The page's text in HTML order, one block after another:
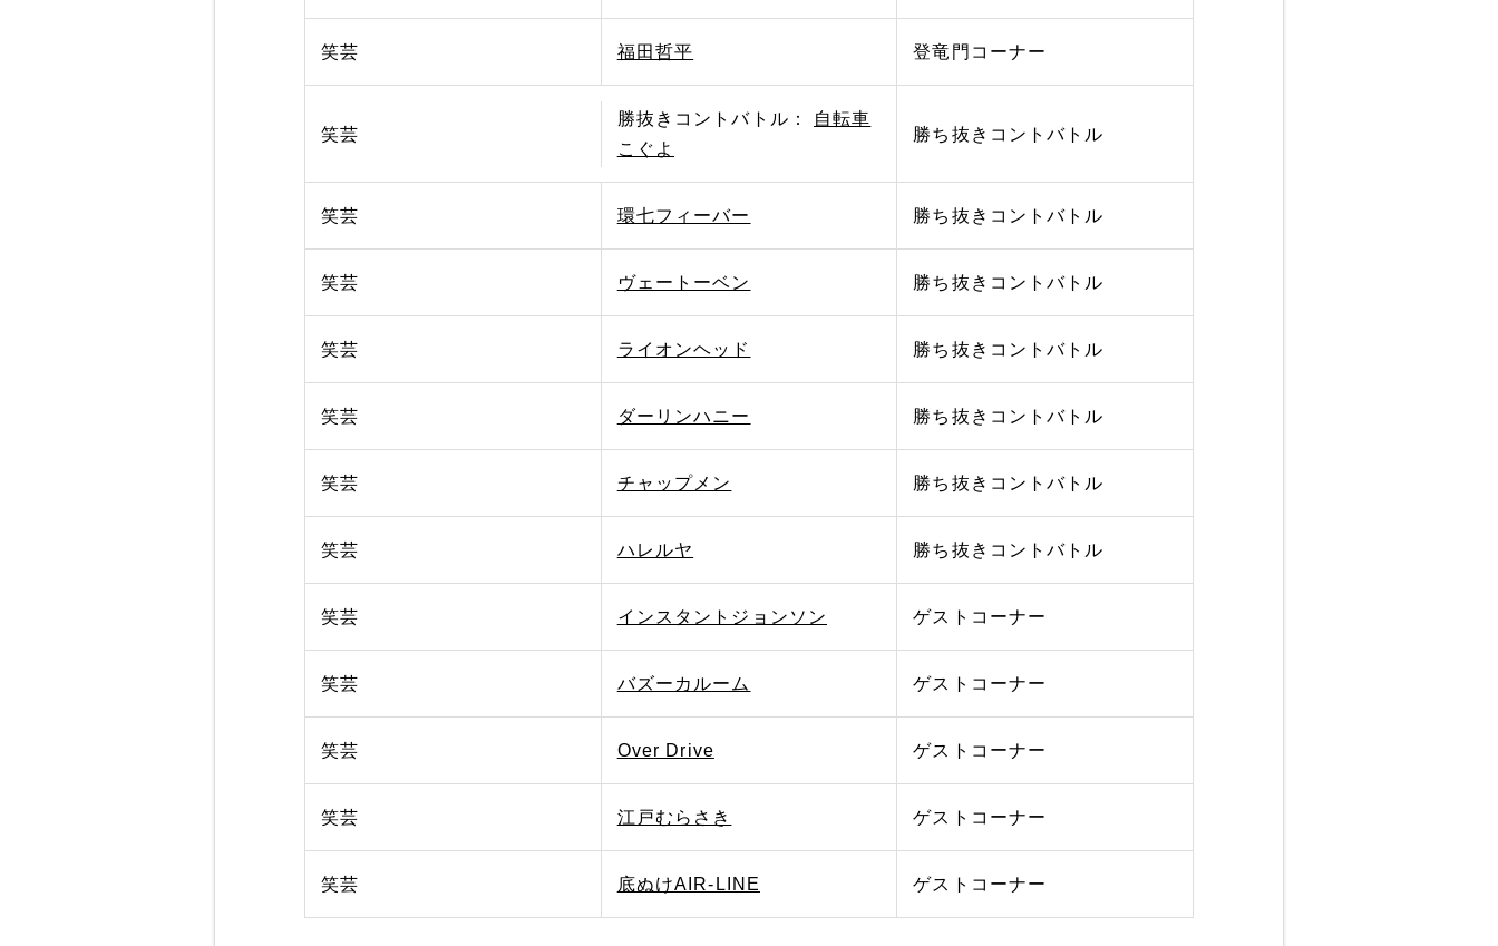
笑芸 福田哲平 登竜門コーナー
笑芸
勝抜きコントバトル：
自転車
こぐよ
勝ち抜きコントバトル
笑芸 環七フィーバー 勝ち抜きコントバトル
笑芸 ヴェートーベン 勝ち抜きコントバトル
笑芸 ライオンヘッド 勝ち抜きコントバトル
笑芸 ダーリンハニー 勝ち抜きコントバトル
笑芸 チャップメン 勝ち抜きコントバトル
笑芸 ハレルヤ 勝ち抜きコントバトル
笑芸 インスタントジョンソン ゲストコーナー
笑芸 バズーカルーム ゲストコーナー
笑芸 Over Drive ゲストコーナー
笑芸 江戸むらさき ゲストコーナー
笑芸 底ぬけAIR-LINE ゲストコーナー